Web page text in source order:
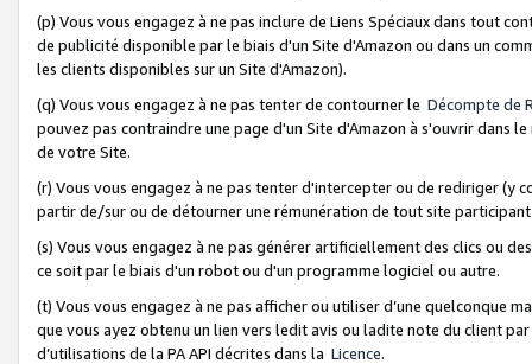
(p) Vous vous engagez à ne pas inclure de Liens Spéciaux dans tout
de publicité disponible par le biais d'un Site d'Amazon ou dans un
les clients disponibles sur un Site d'Amazon).
(q) Vous vous engagez à ne pas tenter de contourner le Décompte de
pouvez pas contraindre une page d'un Site d'Amazon à s'ouvrir dans
de votre Site.
(r) Vous vous engagez à ne pas tenter d'intercepter ou de rediriger
partir de/sur ou de détourner une rémunération de tout site
(s) Vous vous engagez à ne pas générer artificiellement des clics ou
ce soit par le biais d'un robot ou d'un programme logiciel ou autre.
(t) Vous vous engagez à ne pas afficher ou utiliser d’une quelconque
que vous ayez obtenu un lien vers ledit avis ou ladite note du client
d’utilisations de la PA API décrites dans la Licence.